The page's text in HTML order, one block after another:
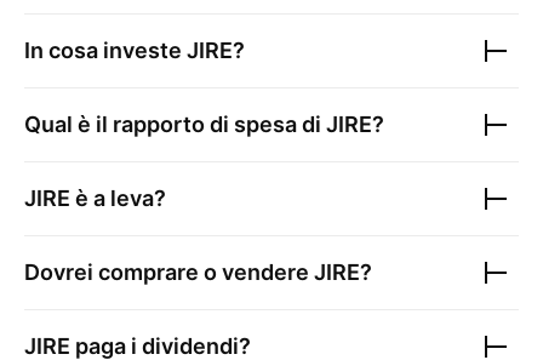
In cosa investe JIRE?
Qual è il rapporto di spesa di JIRE?
JIRE è a leva?
Dovrei comprare o vendere JIRE?
JIRE paga i dividendi?